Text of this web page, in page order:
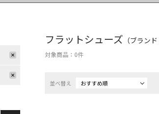
フラットシューズ （ブラン
対象商品： 0件
並べ替え おすすめ順